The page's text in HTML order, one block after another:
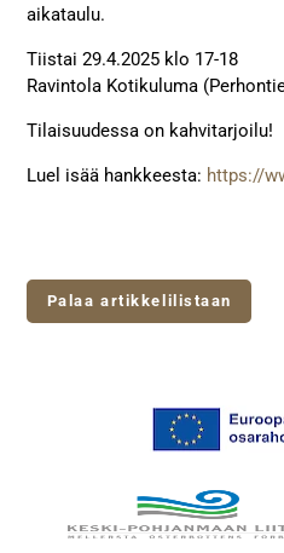
aikataulu.
Tiistai 29.4.2025 klo 17-18
Ravintola Kotikuluma
Tilaisuudessa on kahvitarjoilu!
Luel isää hankkeesta: https://
Palaa artikkelilistaan